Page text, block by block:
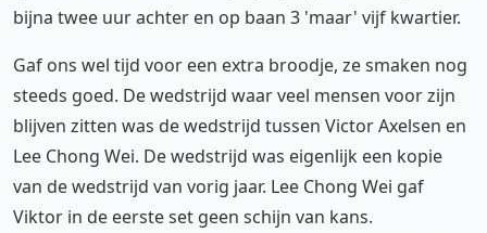
bijna twee uur achter en op baan 3 'maar' vijf kwartier.
Gaf ons wel tijd voor een extra broodje, ze smaken nog
steeds goed. De wedstrijd waar veel mensen voor zijn
blijven zitten was de wedstrijd tussen Victor Axelsen en
Lee Chong Wei. De wedstrijd was eigenlijk een kopie
van de wedstrijd van vorig jaar. Lee Chong Wei gaf
Viktor in de eerste set geen schijn van kans.